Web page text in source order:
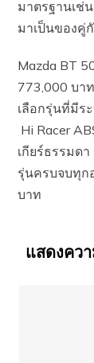
มาตรฐานเช่
มาเป็นของคู่
Mazda BT
773,000 บา
เลือกรุ่นที่มีร
Hi Racer
เกียร์ธรรมด
รุ่นครบจบทุ
บาท
แสดงคว